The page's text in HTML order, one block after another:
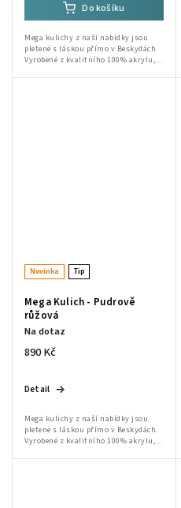
Do košíku
Mega kulichy z naší nabídky jsou
pletené s láskou přímo v Beskydách.
Vyrobené z kvalitního 100% akrylu,
Ruční výroba od babičky a Lidušky...
Novinka Tip
Mega Kulich - Pudrově
růžová
Na dotaz
890 Kč
Detail
Mega kulichy z naší nabídky jsou
pletené s láskou přímo v Beskydách.
Vyrobené z kvalitního 100% akrylu,